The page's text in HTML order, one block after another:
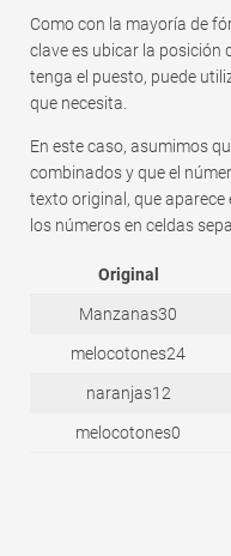
Como con la mayoría de
clave es ubicar la posición
tenga el puesto, puede
que necesita.
En este caso, asumimos
combinados y que el
texto original, que aparece
los números en celdas
Original
Manzanas30
melocotones24
naranjas12
melocotones0